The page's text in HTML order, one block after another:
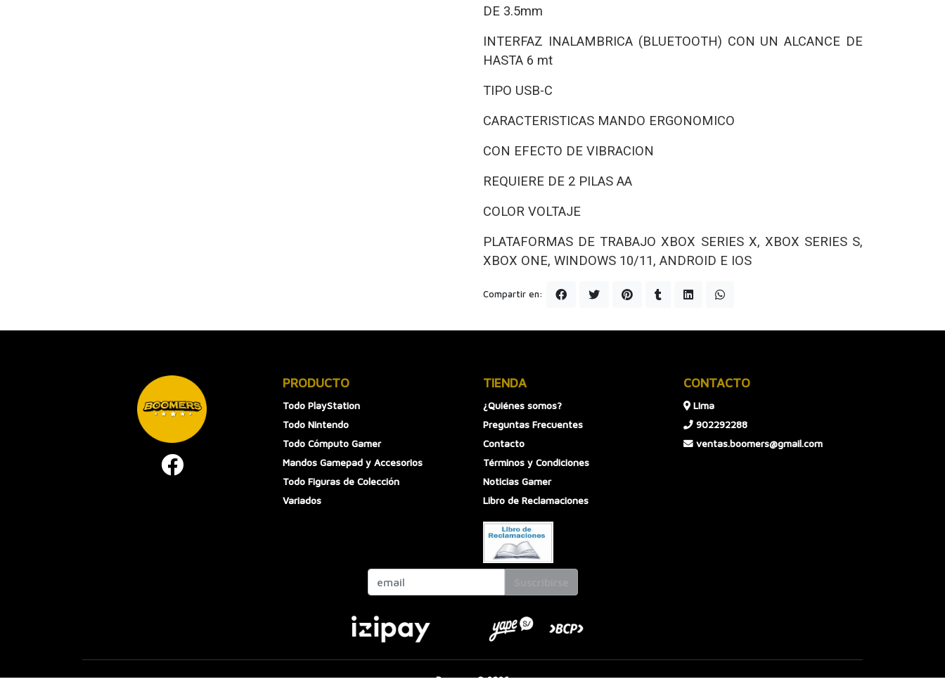
DE 3.5mm
INTERFAZ INALAMBRICA (BLUETOOTH) CON UN ALCANCE DE
HASTA 6 mt
TIPO USB-C
CARACTERISTICAS MANDO ERGONOMICO
CON EFECTO DE VIBRACION
REQUIERE DE 2 PILAS AA
COLOR VOLTAJE
PLATAFORMAS DE TRABAJO XBOX SERIES X, XBOX SERIES S,
XBOX ONE, WINDOWS 10/11, ANDROID E IOS
Compartir en:
PRODUCTO
Todo PlayStation
Todo Nintendo
Todo Cómputo Gamer
Mandos Gamepad y Accesorios
Todo Figuras de Colección
Variados
TIENDA
¿Quiénes somos?
Preguntas Frecuentes
Contacto
Términos y Condiciones
Noticias Gamer
Libro de Reclamaciones
CONTACTO
LIma
902292288
ventas.boomers@gmail.com
Boomers © 2026